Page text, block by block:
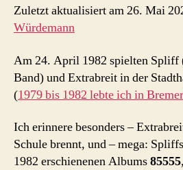
Zuletzt aktualisiert am 26. Mai
Würdemann
Am 24. April 1982 spielten Spliff
Band) und Extrabreit in der
(1979 bis 1982 lebte ich in
Ich erinnere besonders –
Schule brennt, und – mega:
1982 erschienenen Albums85555